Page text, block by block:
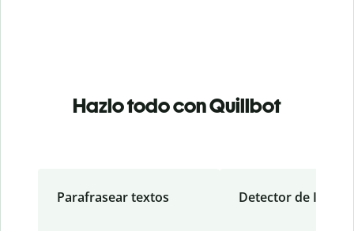
Hazlo todo con Quillbot
Parafrasear textos Detector de IA